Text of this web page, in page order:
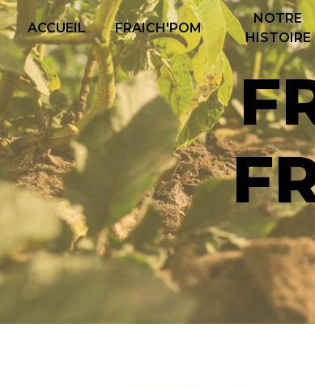
ACCUEIL FRAICH'POM
NOTRE
HISTOIRE
FRITES HAUTS DE
Panneau de gestion des cookies